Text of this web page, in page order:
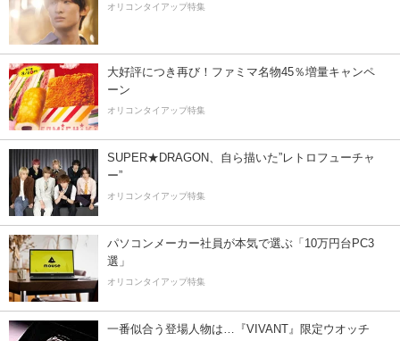
オリコンタイアップ特集
大好評につき再び！ファミマ名物45％増量キャンペ
ーン
オリコンタイアップ特集
SUPER★DRAGON、自ら描いた”レトロフューチャ
ー”
オリコンタイアップ特集
パソコンメーカー社員が本気で選ぶ「10万円台PC3
選」
オリコンタイアップ特集
一番似合う登場人物は…『VIVANT』限定ウオッチ